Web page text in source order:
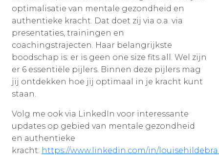
optimalisatie van mentale gezondheid en
authentieke kracht. Dat doet zij via o.a. via
presentaties, trainingen en
coachingstrajecten. Haar belangrijkste
boodschap is: er is geen one size fits all. Wel zijn
er 6 essentiële pijlers. Binnen deze pijlers mag
jij ontdekken hoe jij optimaal in je kracht kunt
staan.
Volg me ook via LinkedIn voor interessante
updates op gebied van mentale gezondheid
en authentieke
kracht: https://www.linkedin.com/in/